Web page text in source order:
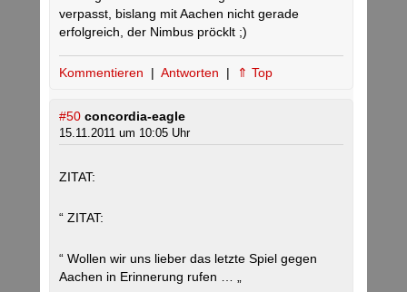
verpasst, bislang mit Aachen nicht gerade
erfolgreich, der Nimbus pröcklt ;)
Kommentieren | Antworten | ⇑ Top
#50 concordia-eagle
15.11.2011 um 10:05 Uhr
ZITAT:
“ ZITAT:
“ Wollen wir uns lieber das letzte Spiel gegen
Aachen in Erinnerung rufen … „